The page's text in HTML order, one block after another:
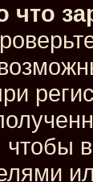
что
чтобы